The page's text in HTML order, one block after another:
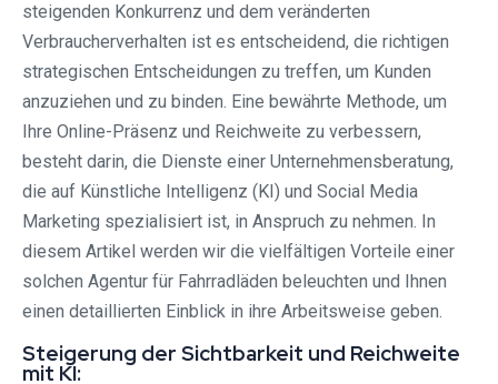
steigenden Konkurrenz und dem veränderten
Verbraucherverhalten ist es entscheidend, die richtigen
strategischen Entscheidungen zu treffen, um Kunden
anzuziehen und zu binden. Eine bewährte Methode, um
Ihre Online-Präsenz und Reichweite zu verbessern,
besteht darin, die Dienste einer Unternehmensberatung,
die auf Künstliche Intelligenz (KI) und Social Media
Marketing spezialisiert ist, in Anspruch zu nehmen. In
diesem Artikel werden wir die vielfältigen Vorteile einer
solchen Agentur für Fahrradläden beleuchten und Ihnen
einen detaillierten Einblick in ihre Arbeitsweise geben.
Steigerung der Sichtbarkeit und Reichweite
mit KI: